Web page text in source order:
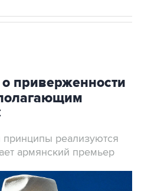
приверженности
принципы реализуются
армянский премьер